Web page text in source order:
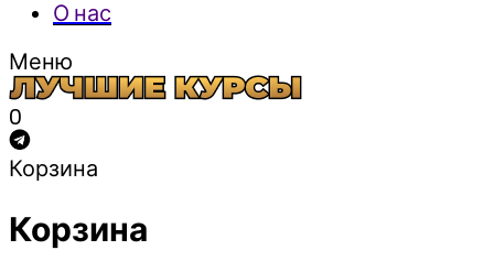
О нас
Меню
0
Корзина
Корзина